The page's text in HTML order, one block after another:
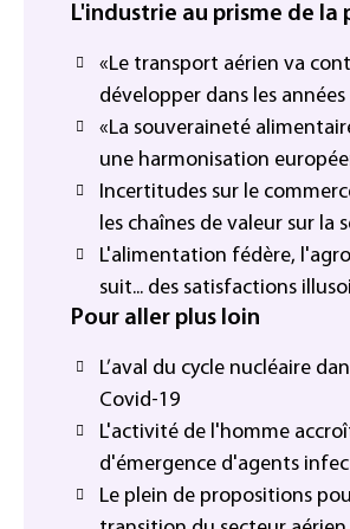
L'industrie au prisme de la
«Le transport aérien va
développer dans les années
«La souveraineté
une harmonisation
Incertitudes sur le
les chaînes de valeur sur la
L'alimentation fédère,
suit... des satisfactions
Pour aller plus loin
L’aval du cycle nucléaire
Covid-19
L'activité de l'homme
d'émergence d'agents
Le plein de propositions